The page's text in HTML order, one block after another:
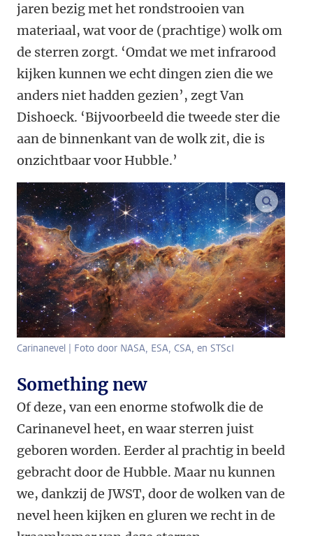
jaren bezig met het rondstrooien van
materiaal, wat voor de (prachtige) wolk om
de sterren zorgt. ‘Omdat we met infrarood
kijken kunnen we echt dingen zien die we
anders niet hadden gezien’, zegt Van
Dishoeck. ‘Bijvoorbeeld die tweede ster die
aan de binnenkant van de wolk zit, die is
onzichtbaar voor Hubble.’
Carinanevel | Foto door NASA, ESA, CSA, en STScI
Something new
Of deze, van een enorme stofwolk die de
Carinanevel heet, en waar sterren juist
geboren worden. Eerder al prachtig in beeld
gebracht door de Hubble. Maar nu kunnen
we, dankzij de JWST, door de wolken van de
nevel heen kijken en gluren we recht in de